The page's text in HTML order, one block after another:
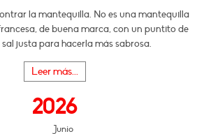
la mantequilla. No es una mantequilla
de buena marca, con un puntito de
sal justa para hacerla más sabrosa.
Leer más...
2026
Junio